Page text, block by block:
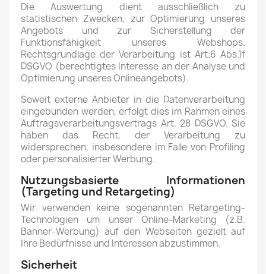
Die Auswertung dient ausschließlich zu
statistischen Zwecken, zur Optimierung unseres
Angebots und zur Sicherstellung der
Funktionsfähigkeit unseres Webshops.
Rechtsgrundlage der Verarbeitung ist Art.6 Abs.1f
DSGVO (berechtigtes Interesse an der Analyse und
Optimierung unseres Onlineangebots).
Soweit externe Anbieter in die Datenverarbeitung
eingebunden werden, erfolgt dies im Rahmen eines
Auftragsverarbeitungsvertrags Art. 28 DSGVO. Sie
haben das Recht, der Verarbeitung zu
widersprechen, insbesondere im Falle von Profiling
oder personalisierter Werbung.
Nutzungsbasierte Informationen
(Targeting und Retargeting)
Wir verwenden keine sogenannten Retargeting-
Technologien um unser Online-Marketing (z.B.
Banner-Werbung) auf den Webseiten gezielt auf
Ihre Bedürfnisse und Interessen abzustimmen.
Sicherheit